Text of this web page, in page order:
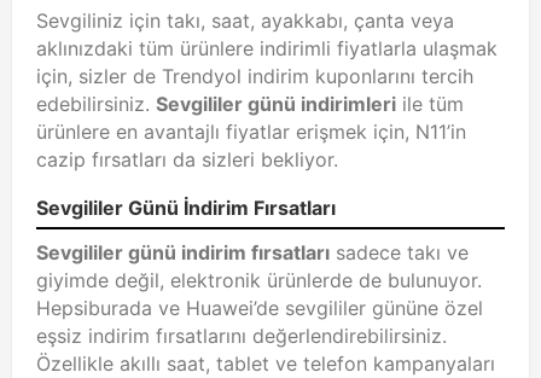
Sevgiliniz için takı, saat, ayakkabı, çanta veya
aklınızdaki tüm ürünlere indirimli fiyatlarla ulaşmak
için, sizler de Trendyol indirim kuponlarını tercih
edebilirsiniz. Sevgililer günü indirimleri ile tüm
ürünlere en avantajlı fiyatlar erişmek için, N11’in
cazip fırsatları da sizleri bekliyor.
Sevgililer Günü İndirim Fırsatları
Sevgililer günü indirim fırsatları sadece takı ve
giyimde değil, elektronik ürünlerde de bulunuyor.
Hepsiburada ve Huawei’de sevgililer gününe özel
eşsiz indirim fırsatlarını değerlendirebilirsiniz.
Özellikle akıllı saat, tablet ve telefon kampanyaları